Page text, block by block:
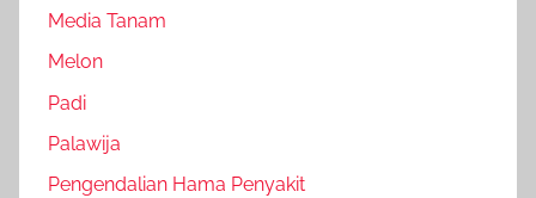
Media Tanam
Melon
Padi
Palawija
Pengendalian Hama Penyakit